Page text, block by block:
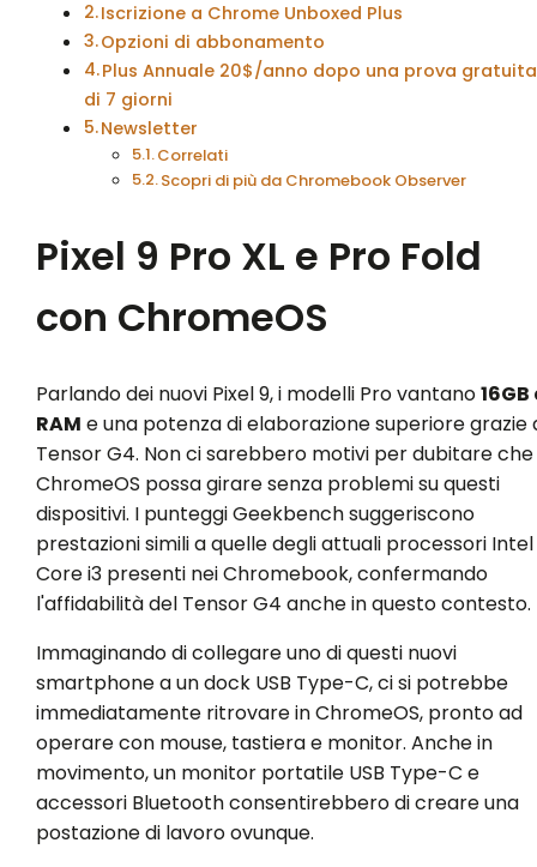
Iscrizione a Chrome Unboxed Plus
Opzioni di abbonamento
Plus Annuale 20$/anno dopo una prova gratuita
di 7 giorni
Newsletter
Correlati
Scopri di più da Chromebook Observer
Pixel 9 Pro XL e Pro Fold
con ChromeOS
Parlando dei nuovi Pixel 9, i modelli Pro vantano16GB
RAM e una potenza di elaborazione superiore grazie
Tensor G4. Non ci sarebbero motivi per dubitare che
ChromeOS possa girare senza problemi su questi
dispositivi. I punteggi Geekbench suggeriscono
prestazioni simili a quelle degli attuali processori Intel
Core i3 presenti nei Chromebook, confermando
l'affidabilità del Tensor G4 anche in questo contesto.
Immaginando di collegare uno di questi nuovi
smartphone a un dock USB Type-C, ci si potrebbe
immediatamente ritrovare in ChromeOS, pronto ad
operare con mouse, tastiera e monitor. Anche in
movimento, un monitor portatile USB Type-C e
accessori Bluetooth consentirebbero di creare una
postazione di lavoro ovunque.